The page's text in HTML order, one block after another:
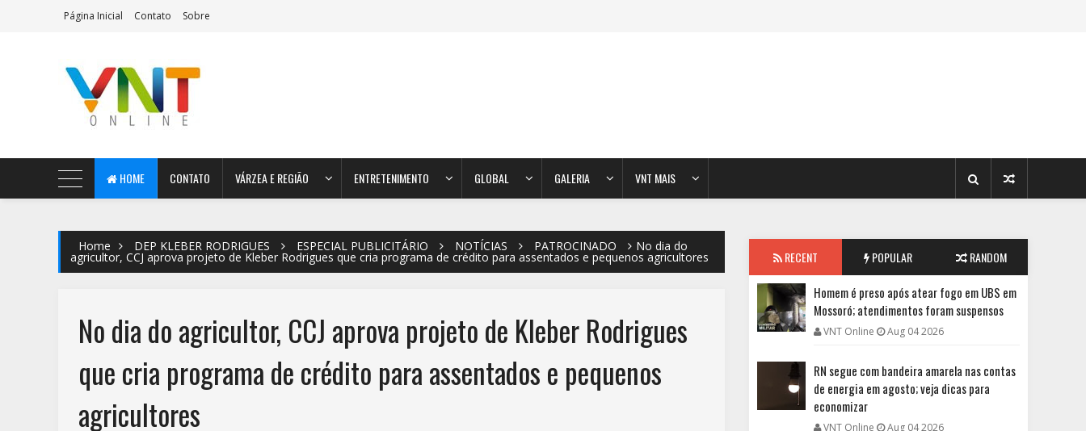
Página Inicial Contato Sobre
AeroMag Blogger Template
HOME CONTATO VÁRZEA E REGIÃO ENTRETENIMENTO GLOBAL GALERIA VNT MAIS
Home DEP KLEBER RODRIGUES ESPECIAL PUBLICITÁRIO NOTÍCIAS PATROCINADO No dia do
agricultor, CCJ aprova projeto de Kleber Rodrigues que cria programa de crédito para assentados e pequenos agricultores
No dia do agricultor, CCJ aprova projeto de Kleber Rodrigues
que cria programa de crédito para assentados e pequenos
agricultores
RECENT POPULAR RANDOM
Homem é preso após atear fogo em UBS em
Mossoró; atendimentos foram suspensos
VNT Online Aug 04 2026
RN segue com bandeira amarela nas contas
de energia em agosto; veja dicas para
economizar
VNT Online Aug 04 2026